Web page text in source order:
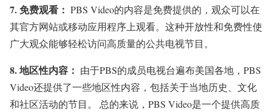
7.免费观看： PBS Video的内容是免费提供的，观众可以在
其官方网站或移动应用程序上观看。这种开放性和免费性使
广大观众能够轻松访问高质量的公共电视节目。
8.地区性内容： 由于PBS的成员电视台遍布美国各地，PBS
Video还提供了一些地区性内容，包括关于当地历史、文化
和社区活动的节目。 总的来说，PBS Video是一个提供高质